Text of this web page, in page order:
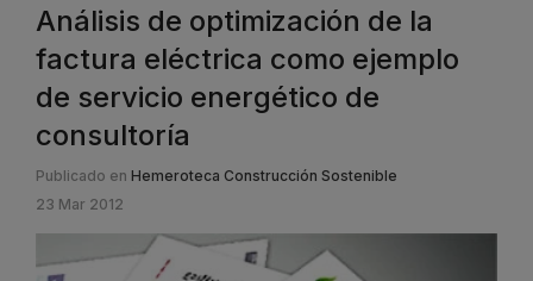
Análisis de optimización de la
factura eléctrica como ejemplo
de servicio energético de
consultoría
Publicado en Hemeroteca Construcción Sostenible
23 Mar 2012